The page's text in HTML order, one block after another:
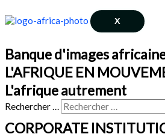
X
Banque d'images
L'AFRIQUE EN
L'afrique autrement
Rechercher …
CORPORATE